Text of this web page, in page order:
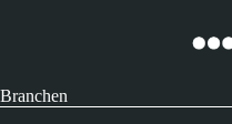
Branchen